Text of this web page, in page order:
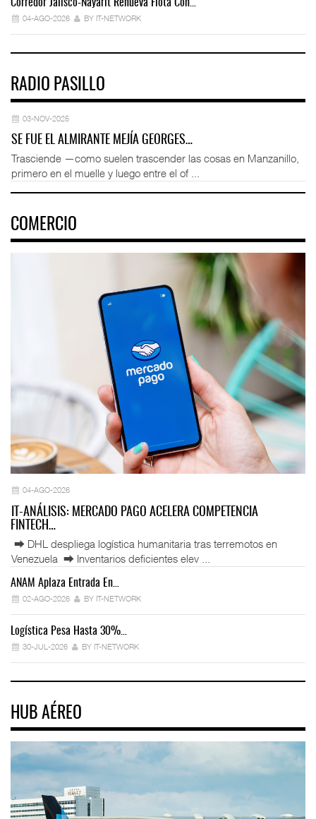
Corredor Jalisco-Nayarit Renueva Flota Con…
04-AGO-2026 BY IT-NETWORK
RADIO PASILLO
03-NOV-2025
SE FUE EL ALMIRANTE MEJÍA GEORGES…
Trasciende —como suelen trascender las cosas en Manzanillo,
primero en el muelle y luego entre el of ...
COMERCIO
04-AGO-2026
IT-ANÁLISIS: MERCADO PAGO ACELERA COMPETENCIA
FINTECH…
⮕ DHL despliega logística humanitaria tras terremotos en
Venezuela ⮕ Inventarios deficientes elev ...
ANAM Aplaza Entrada En…
02-AGO-2026 BY IT-NETWORK
Logística Pesa Hasta 30%…
30-JUL-2026 BY IT-NETWORK
HUB AÉREO